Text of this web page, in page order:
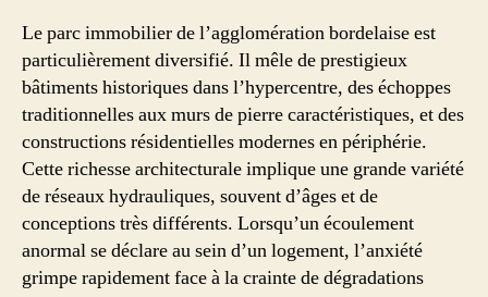
Le parc immobilier de l’agglomération bordelaise est
particulièrement diversifié. Il mêle de prestigieux
bâtiments historiques dans l’hypercentre, des échoppes
traditionnelles aux murs de pierre caractéristiques, et des
constructions résidentielles modernes en périphérie.
Cette richesse architecturale implique une grande variété
de réseaux hydrauliques, souvent d’âges et de
conceptions très différents. Lorsqu’un écoulement
anormal se déclare au sein d’un logement, l’anxiété
grimpe rapidement face à la crainte de dégradations